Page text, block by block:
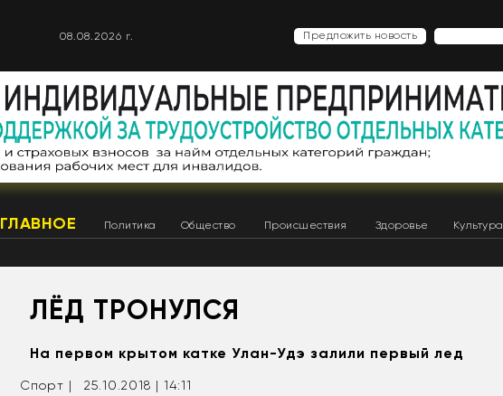
08.08.2026 г. Предложить новость
ГЛАВНОЕ Политика Общество Происшествия Здоровье Культура
ЛЁД ТРОНУЛСЯ
На первом крытом катке Улан-Удэ залили первый лед
Спорт | 25.10.2018 | 14:11